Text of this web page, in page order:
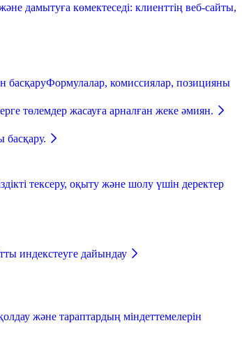
дамытуға көмектеседі: клиенттің веб-сайты,
басқаруФормулалар, комиссиялар, позицияны
төлемдер жасауға арналған жеке әмиян.
басқару.
тексеру, оқыту және шолу үшін деректер
индекстеуге дайындау
және тараптардың міндеттемелерін